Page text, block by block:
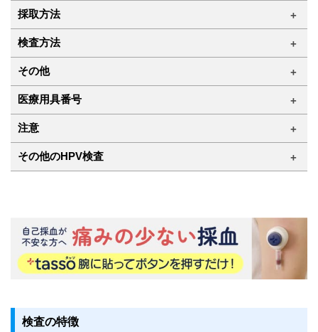
採取方法
検査方法
その他
医療用具番号
注意
その他のHPV検査
検査の特徴